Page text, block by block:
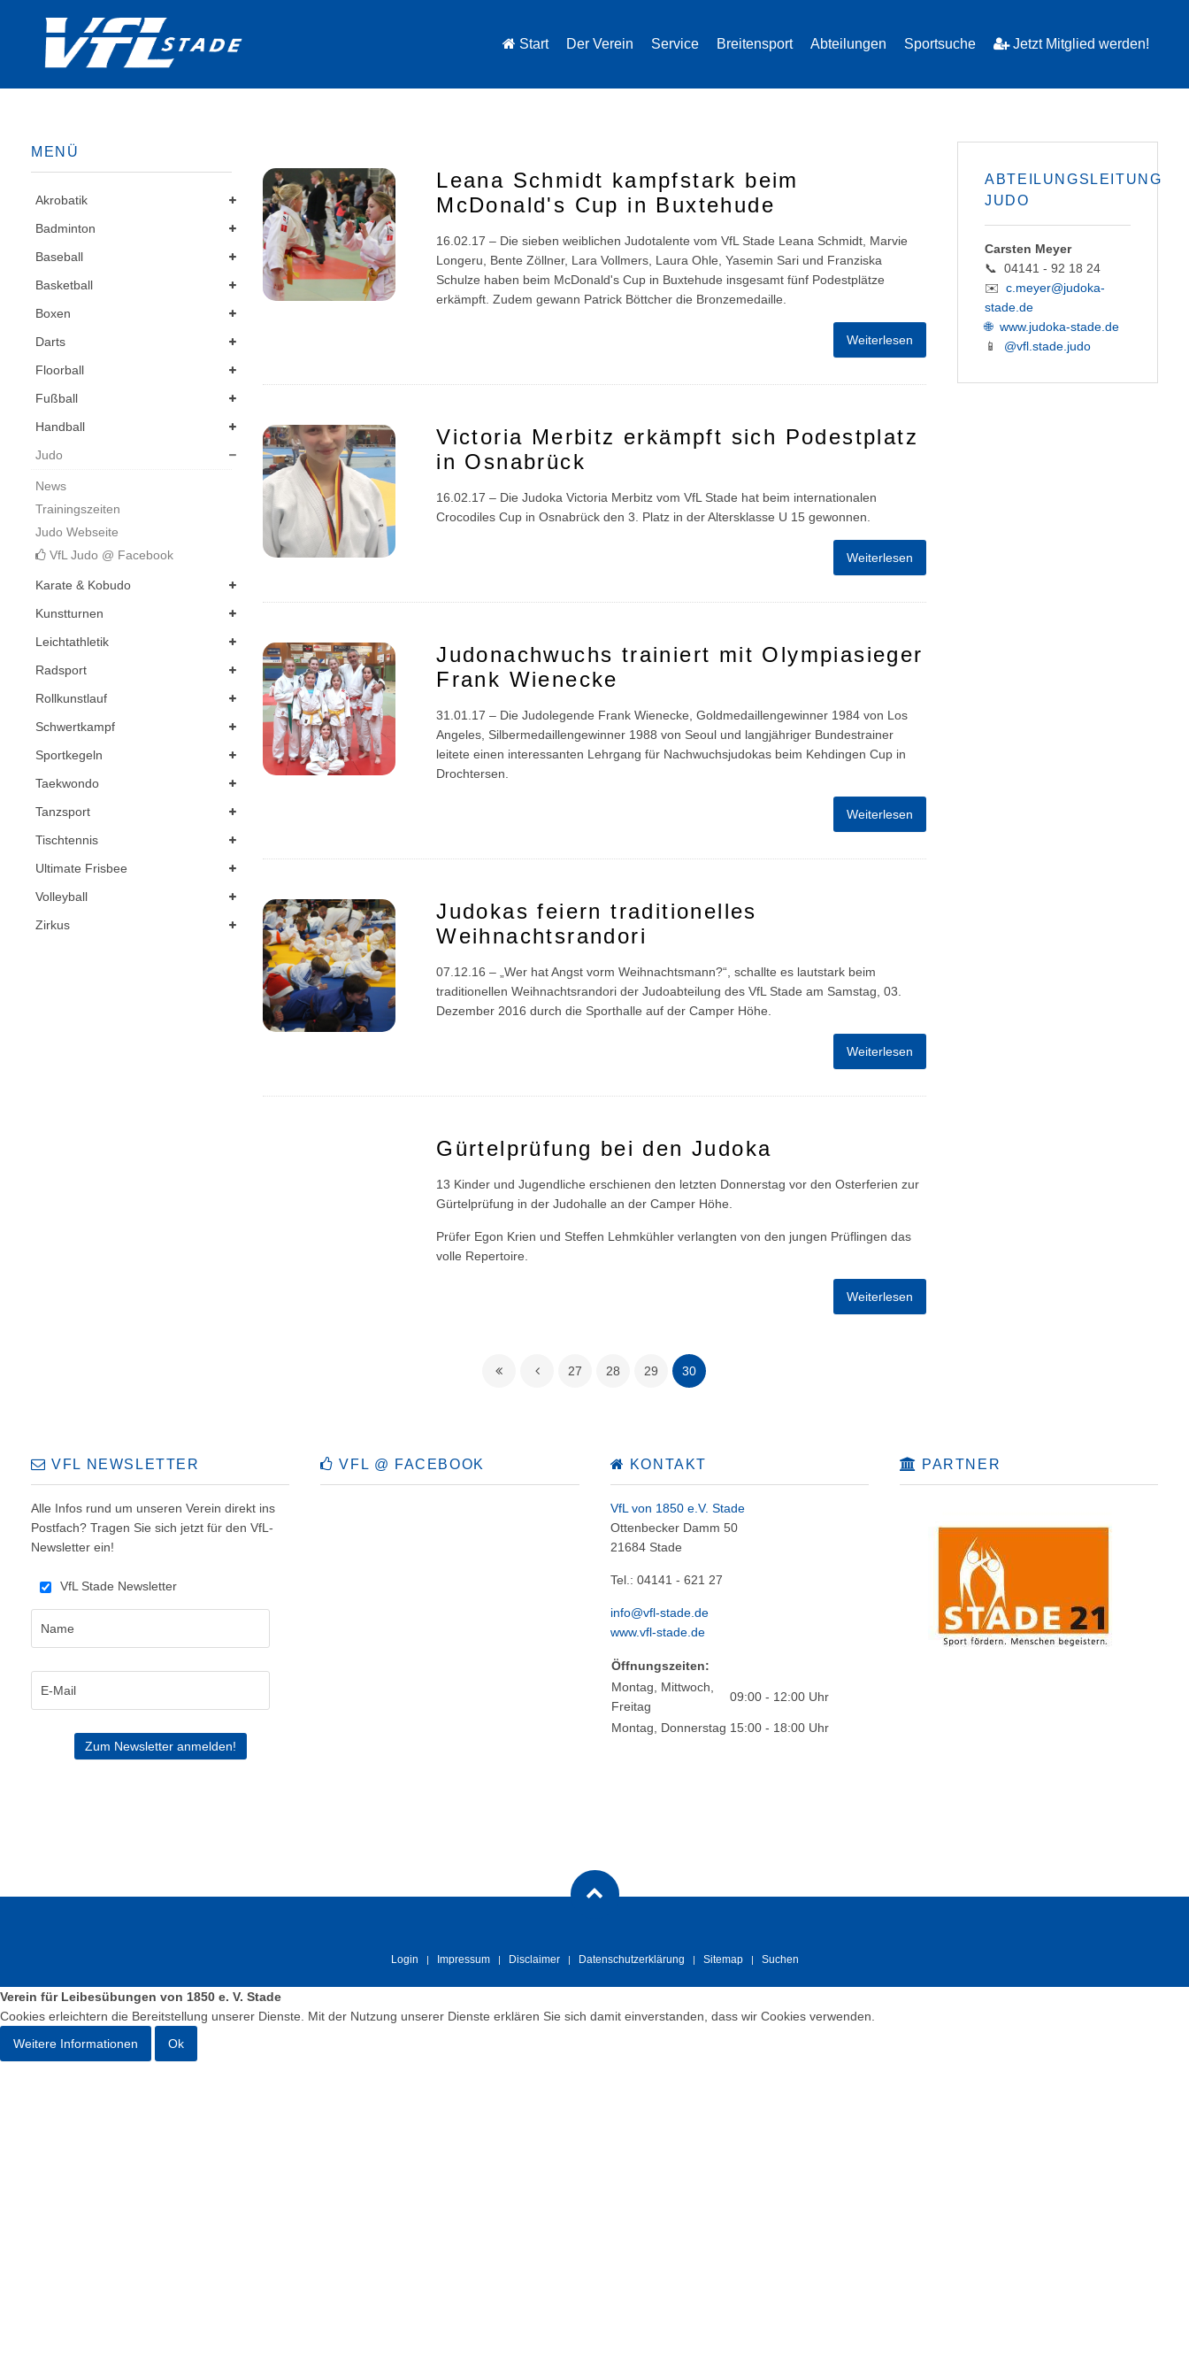
Start Der Verein Service Breitensport Abteilungen Sportsuche Jetzt Mitglied werden!
Leana Schmidt kampfstark beim
McDonald's Cup in Buxtehude
16.02.17 – Die sieben weiblichen Judotalente vom VfL Stade Leana Schmidt, Marvie
Longeru, Bente Zöllner, Lara Vollmers, Laura Ohle, Yasemin Sari und Franziska
Schulze haben beim McDonald's Cup in Buxtehude insgesamt fünf Podestplätze
erkämpft. Zudem gewann Patrick Böttcher die Bronzemedaille.
Weiterlesen
Victoria Merbitz erkämpft sich Podestplatz
in Osnabrück
16.02.17 – Die Judoka Victoria Merbitz vom VfL Stade hat beim internationalen
Crocodiles Cup in Osnabrück den 3. Platz in der Altersklasse U 15 gewonnen.
Weiterlesen
Judonachwuchs trainiert mit Olympiasieger
Frank Wienecke
31.01.17 – Die Judolegende Frank Wienecke, Goldmedaillengewinner 1984 von Los
Angeles, Silbermedaillengewinner 1988 von Seoul und langjähriger Bundestrainer
leitete einen interessanten Lehrgang für Nachwuchsjudokas beim Kehdingen Cup in
Drochtersen.
Weiterlesen
Judokas feiern traditionelles
Weihnachtsrandori
07.12.16 – „Wer hat Angst vorm Weihnachtsmann?“, schallte es lautstark beim
traditionellen Weihnachtsrandori der Judoabteilung des VfL Stade am Samstag, 03.
Dezember 2016 durch die Sporthalle auf der Camper Höhe.
Weiterlesen
Gürtelprüfung bei den Judoka
13 Kinder und Jugendliche erschienen den letzten Donnerstag vor den Osterferien zur
Gürtelprüfung in der Judohalle an der Camper Höhe.
Prüfer Egon Krien und Steffen Lehmkühler verlangten von den jungen Prüflingen das
volle Repertoire.
Weiterlesen
27 28 29 30
MENÜ
Akrobatik
Badminton
Baseball
Basketball
Boxen
Darts
Floorball
Fußball
Handball
Judo
News
Trainingszeiten
Judo Webseite
VfL Judo @ Facebook
Karate & Kobudo
Kunstturnen
Leichtathletik
Radsport
Rollkunstlauf
Schwertkampf
Sportkegeln
Taekwondo
Tanzsport
Tischtennis
Ultimate Frisbee
Volleyball
Zirkus
ABTEILUNGSLEITUNG
JUDO
Carsten Meyer
📞 04141 - 92 18 24
✉️c.meyer@judoka-
stade.de
🌐 www.judoka-stade.de
📱 @vfl.stade.judo
VFL NEWSLETTER
Alle Infos rund um unseren Verein direkt ins
Postfach? Tragen Sie sich jetzt für den VfL-
Newsletter ein!
VfL Stade Newsletter
VFL @ FACEBOOK KONTAKT
VfL von 1850 e.V. Stade
Ottenbecker Damm 50
21684 Stade
Tel.: 04141 - 621 27
info@vfl-stade.de
www.vfl-stade.de
Öffnungszeiten:
Montag, Mittwoch,
Freitag
09:00 - 12:00 Uhr
Montag, Donnerstag 15:00 - 18:00 Uhr
PARTNER
Login Impressum Disclaimer Datenschutzerklärung Sitemap Suchen
Verein für Leibesübungen von 1850 e. V. Stade
Cookies erleichtern die Bereitstellung unserer Dienste. Mit der Nutzung unserer Dienste erklären Sie sich damit einverstanden, dass wir Cookies verwenden.
Weitere Informationen
Ok